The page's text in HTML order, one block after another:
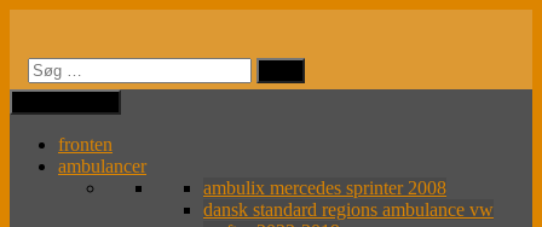
indhold
fronten
ambulancer
ambulix mercedes sprinter 2008
dansk standard regions ambulance vw